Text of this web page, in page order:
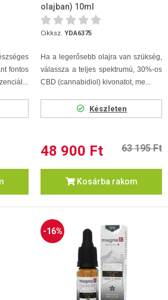
fontos
olajban) 10ml
Cikksz. YDA6375
Ha a legerősebb olajra van szükség,
válassza a teljes spektrumú, 30%-os
CBD (cannabidiol) kivonatot, me...
Készleten
48 900 Ft 63 195 Ft
Kosárba rakom
-16%